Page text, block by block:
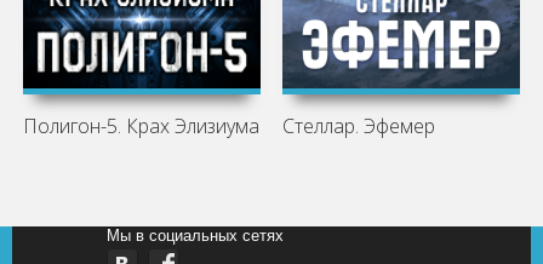
Полигон-5. Крах Элизиума Стеллар. Эфемер
Мы в социальных сетях